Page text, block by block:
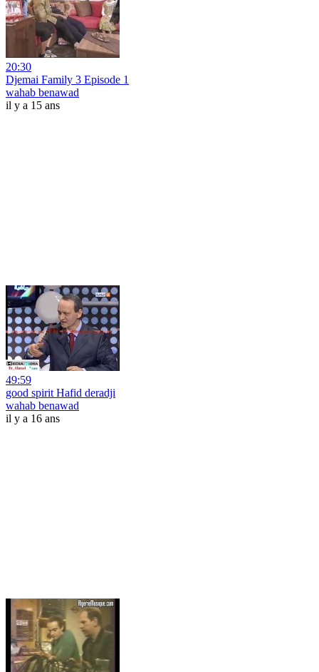
20:30
Djemai Family 3 Episode 1
wahab benawad
il y a 15 ans
49:59
good spirit Hafid deradji
wahab benawad
il y a 16 ans